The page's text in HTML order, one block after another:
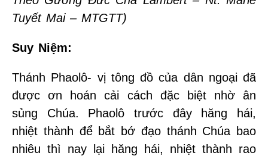
Tuyết Mai – MTGTT)
Suy Niệm:
Thánh Phaolô- vị tông đồ của dân ngoại đã
được ơn hoán cải cách đặc biệt nhờ ân
sủng Chúa. Phaolô trước đây hăng hái,
nhiệt thành để bắt bớ đạo thánh Chúa bao
nhiêu thì nay lại hăng hái, nhiệt thành rao